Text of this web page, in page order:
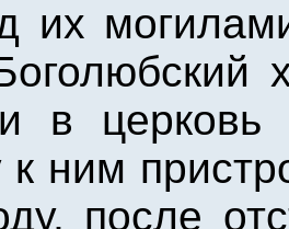
их
в
к ним
после